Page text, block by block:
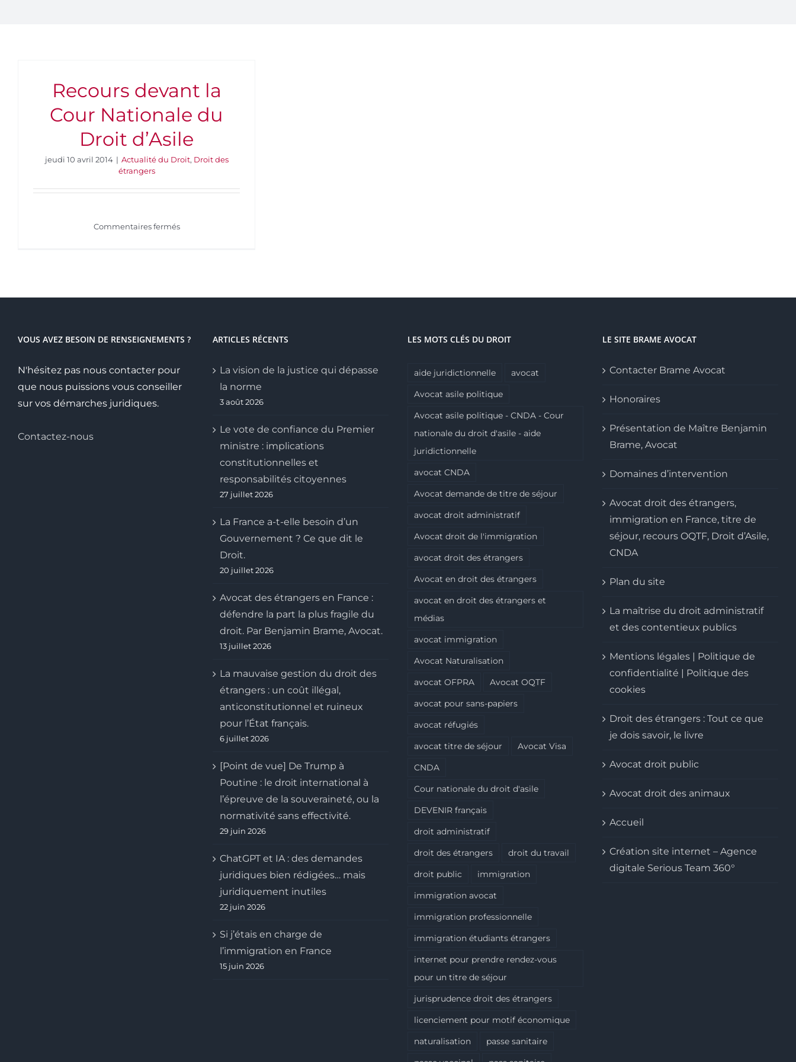
Recours devant la
Cour Nationale du
Droit d’Asile
jeudi 10 avril 2014 | Actualité du Droit, Droit des
étrangers
Commentaires ferméssur
d’Asile
VOUS AVEZ BESOIN DE RENSEIGNEMENTS ?
N'hésitez pas nous contacter pour
que nous puissions vous conseiller
sur vos démarches juridiques.
Contactez-nous
ARTICLES RÉCENTS
La vision de la justice qui dépasse
la norme
3 août 2026
Le vote de confiance du Premier
ministre : implications
constitutionnelles et
responsabilités citoyennes
27 juillet 2026
La France a-t-elle besoin d’un
Gouvernement ? Ce que dit le
Droit.
20 juillet 2026
Avocat des étrangers en France :
défendre la part la plus fragile du
droit. Par Benjamin Brame, Avocat.
13 juillet 2026
La mauvaise gestion du droit des
étrangers : un coût illégal,
anticonstitutionnel et ruineux
pour l’État français.
6 juillet 2026
[Point de vue] De Trump à
Poutine : le droit international à
l’épreuve de la souveraineté, ou la
normativité sans effectivité.
29 juin 2026
ChatGPT et IA : des demandes
juridiques bien rédigées… mais
juridiquement inutiles
22 juin 2026
Si j’étais en charge de
l’immigration en France
15 juin 2026
LES MOTS CLÉS DU DROIT
aide juridictionnelle
avocat
Avocat asile politique
Avocat asile politique - CNDA - Cour
nationale du droit d'asile - aide
juridictionnelle
avocat CNDA
Avocat demande de titre de séjour
avocat droit administratif
Avocat droit de l'immigration
avocat droit des étrangers
Avocat en droit des étrangers
avocat en droit des étrangers et
médias
avocat immigration
Avocat Naturalisation
avocat OFPRA
Avocat OQTF
avocat pour sans-papiers
avocat réfugiés
avocat titre de séjour
Avocat Visa
CNDA
Cour nationale du droit d'asile
DEVENIR français
droit administratif
droit des étrangers
droit du travail
droit public
immigration
immigration avocat
immigration professionnelle
immigration étudiants étrangers
internet pour prendre rendez-vous
pour un titre de séjour
jurisprudence droit des étrangers
licenciement pour motif économique
naturalisation
passe sanitaire
LE SITE BRAME AVOCAT
Contacter Brame Avocat
Honoraires
Présentation de Maître Benjamin
Brame, Avocat
Domaines d’intervention
Avocat droit des étrangers,
immigration en France, titre de
séjour, recours OQTF, Droit d’Asile,
CNDA
Plan du site
La maîtrise du droit administratif
et des contentieux publics
Mentions légales | Politique de
confidentialité | Politique des
cookies
Droit des étrangers : Tout ce que
je dois savoir, le livre
Avocat droit public
Avocat droit des animaux
Accueil
Création site internet – Agence
digitale Serious Team 360°